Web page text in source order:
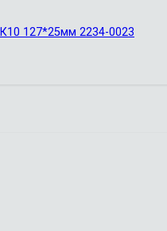
127*25мм 2234-0023